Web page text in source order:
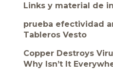
Links y material de
prueba efectividad
Tableros Vesto
Copper Destroys
Why Isn’t It